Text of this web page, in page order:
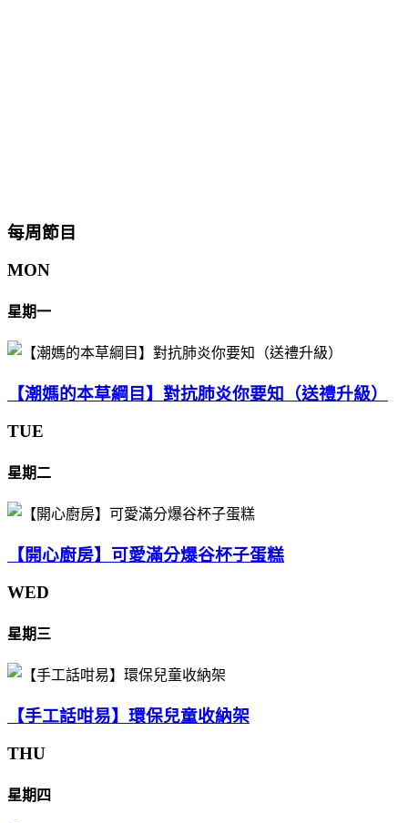
每周節目
MON
星期一
【潮媽的本草綱目】對抗肺炎你要知（送禮升級）
TUE
星期二
【開心廚房】可愛滿分爆谷杯子蛋糕
WED
星期三
【手工話咁易】環保兒童收納架
THU
星期四